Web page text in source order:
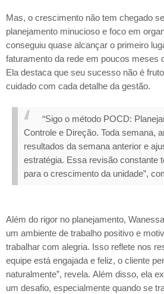
Mas, o crescimento não tem chegado
planejamento minucioso e foco em
conseguiu quase alcançar o primeiro
faturamento da rede em poucos meses
Ela destaca que seu sucesso não é
cuidado com cada detalhe da gestão.
“Sigo o método POCD:
Controle e Direção. Toda semana,
resultados da semana anterior e
estratégia. Essa revisão constante
para o crescimento da unidade”,
Além do rigor no planejamento,
um ambiente de trabalho positivo e
trabalhar com alegria. Isso reflete nos
equipe está engajada e feliz, o cliente
naturalmente”, revela. Além disso, ela
um desafio, especialmente quando se